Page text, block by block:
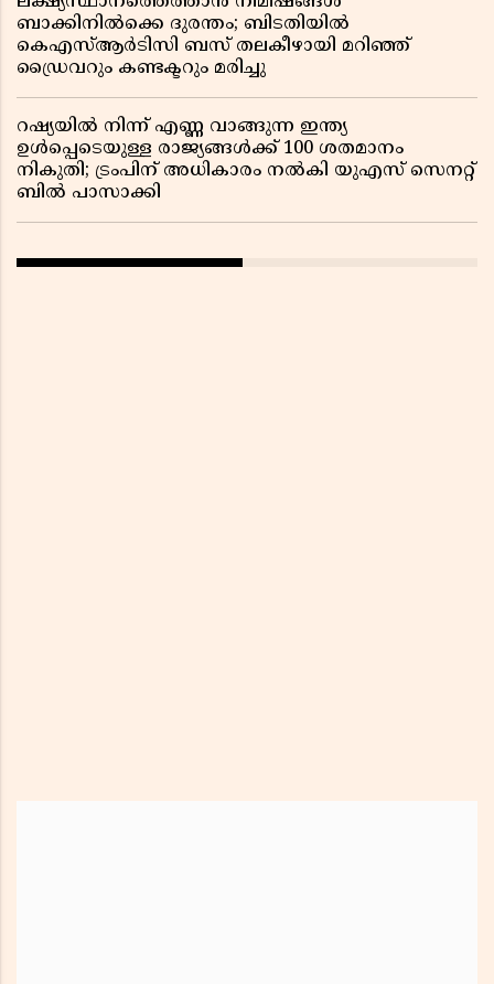
ബാക്കിനിൽക്കെ ദുരന്തം; ബിടതിയിൽ
കെഎസ്ആർടിസി ബസ് തലകീഴായി മറിഞ്ഞ്
ഡ്രൈവറും കണ്ടക്ടറും മരിച്ചു
റഷ്യയിൽ നിന്ന് എണ്ണ വാങ്ങുന്ന ഇന്ത്യ
ഉൾപ്പെടെയുള്ള രാജ്യങ്ങൾക്ക് 100 ശതമാനം
നികുതി; ട്രംപിന് അധികാരം നൽകി യുഎസ് സെനറ്റ്
ബിൽ പാസാക്കി